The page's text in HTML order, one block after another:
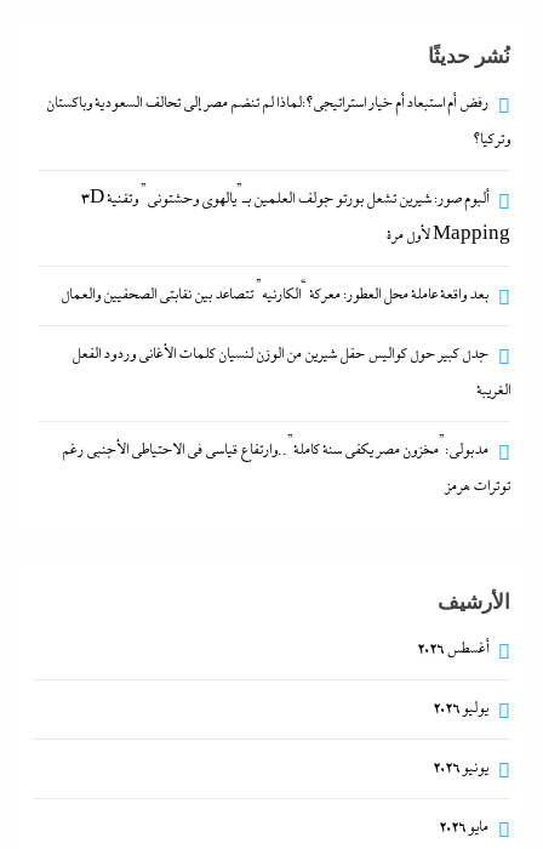
جدل كبير حول كواليس حفل شيرين من الوزن لنسيان
كلمات الأغانى وردود الفعل الغريبة
7 أغسطس، 2026
نُشر حديثًا
رفض أم استبعاد أم خيار استراتيجي؟:لماذا لم تنضم مصر إلى تحالف السعودية وباكستان
وتركيا؟
ألبوم صور: شيرين تشعل بورتو جولف العلمين بـ”يالهوى وحشتونى” وتقنية 3D
Mapping لأول مرة
بعد واقعة عاملة محل العطور: معركة “الكارنيه” تتصاعد بين نقابتى الصحفيين والعمال
جدل كبير حول كواليس حفل شيرين من الوزن لنسيان كلمات الأغانى وردود الفعل
الغريبة
مدبولي:”مخزون مصر يكفي سنة كاملة”..وارتفاع قياسي في الاحتياطي الأجنبي رغم
توترات هرمز
الأرشيف
أغسطس 2026
يوليو 2026
يونيو 2026
مايو 2026